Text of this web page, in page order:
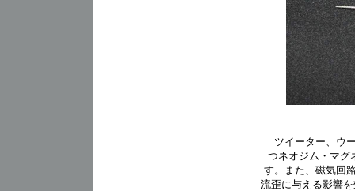
ツイーター、ウ
つネオジム・マグ
す。また、磁気回
流歪に与える影響